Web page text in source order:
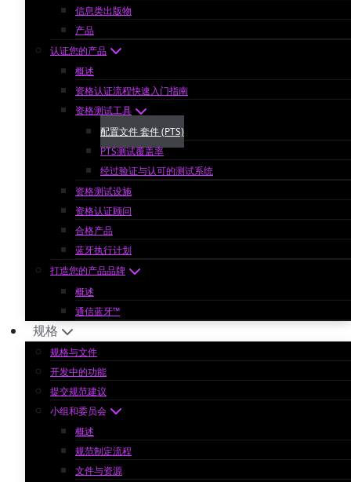
信息类出版物
产品
认证您的产品
概述
资格认证流程快速入门指南
资格测试工具
配置文件 套件 (PTS)
PTS测试覆盖率
经过验证与认可的测试系统
资格测试设施
资格认证顾问
合格产品
蓝牙执行计划
打造您的产品品牌
概述
通信蓝牙™
规格
规格与文件
开发中的功能
提交规范建议
小组和委员会
概述
规范制定流程
文件与资源